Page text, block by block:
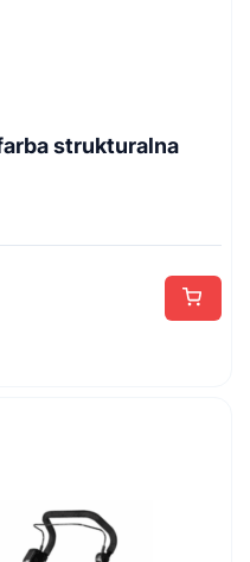
strukturalna